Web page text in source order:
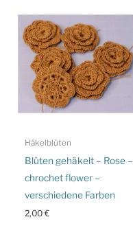
Häkelblüten
Blüten gehäkelt – Rose –
chrochet flower –
verschiedene Farben
2,00€